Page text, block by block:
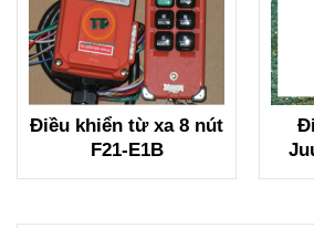
Điều khiển từ xa 8 nút
F21-E1B